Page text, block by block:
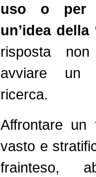
uso o per
un’idea della
risposta
avviare un
ricerca.
Affrontare un
vasto e
frainteso,